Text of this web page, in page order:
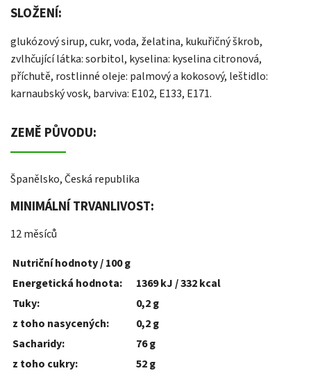
SLOŽENÍ:
glukózový sirup, cukr, voda, želatina, kukuřičný škrob,
zvlhčující látka: sorbitol, kyselina: kyselina citronová,
příchutě, rostlinné oleje: palmový a kokosový, leštidlo:
karnaubský vosk, barviva: E102, E133, E171.
ZEMĚ PŮVODU:
Španělsko, Česká republika
MINIMÁLNÍ TRVANLIVOST:
12 měsíců
Nutriční hodnoty / 100 g
Energetická hodnota:
1369 kJ / 332 kcal
Tuky:
0,2 g
z toho nasycených:
0,2 g
Sacharidy:
76 g
z toho cukry:
52 g